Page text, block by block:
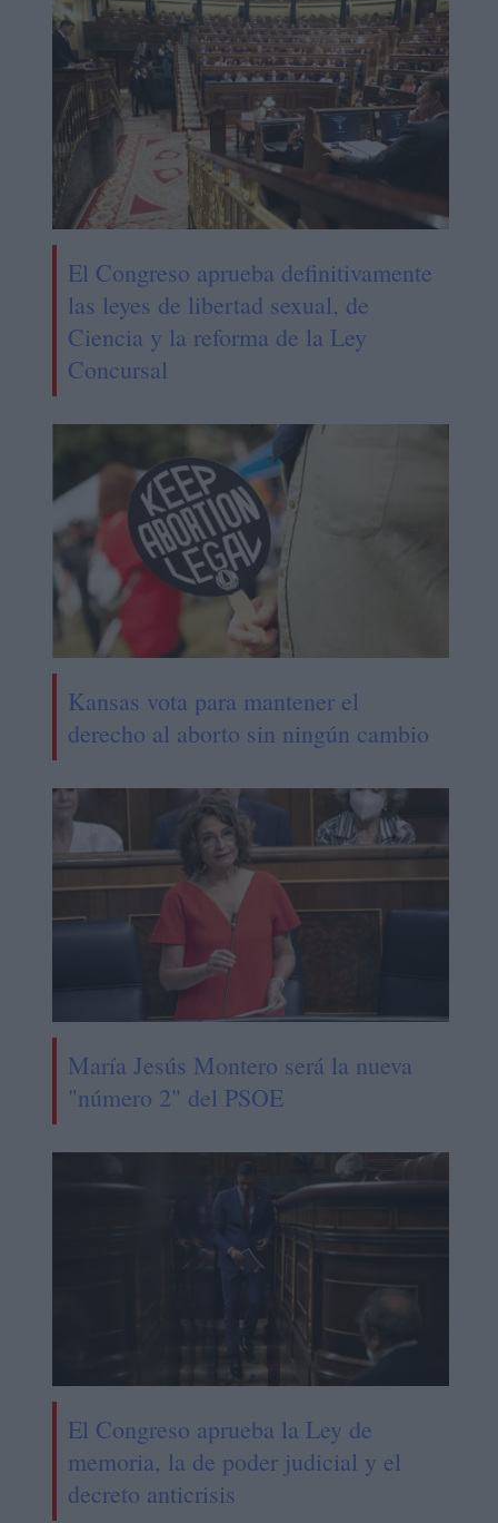
El Congreso aprueba definitivamente
las leyes de libertad sexual, de
Ciencia y la reforma de la Ley
Concursal
Kansas vota para mantener el
derecho al aborto sin ningún cambio
María Jesús Montero será la nueva
"número 2" del PSOE
El Congreso aprueba la Ley de
memoria, la de poder judicial y el
decreto anticrisis